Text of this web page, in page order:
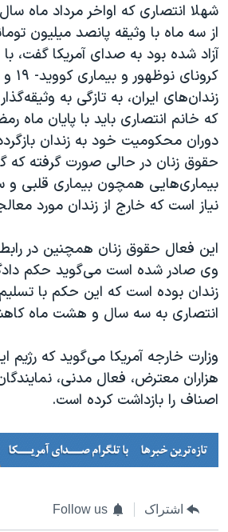
از سه ماه با وثیقه پانصد میلیون
آزاد شده بود به صدای آمریکا گفت،
زندان‌های ایران‌، به تازگی به
که خانم انتصاری باید با پایان ماه
دوران محکومیت خود به زندان
حقوق زنان در حالی صورت گرفته که
بیماری‌هایی همچون بیماری قلبی و
نیاز است که خارج از زندان مورد
این فعال حقوق زنان همچنین در
زندان بوده است که این حکم با
انتصاری به سه سال و هشت ماه
وزارت خارجه آمریکا می‌گوید که رژیم
هزاران معترض، فعال مدنی،
اصناف را بازداشت کرده است.
اشتراک Follow us